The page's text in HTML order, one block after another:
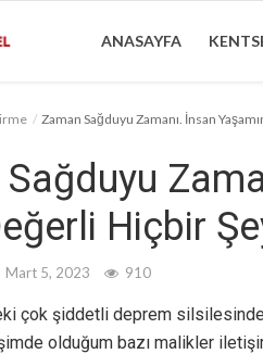
ANASAYFA
Zaman Sağduyu Zamanı. İnsan
Hiçbir
Mart 5, 2023 910
çok şiddetli deprem
olduğum bazı malikler